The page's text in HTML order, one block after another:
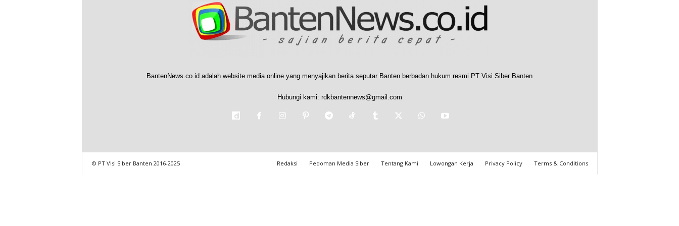
BantenNews.co.id adalah website media online yang menyajikan berita seputar Banten berbadan hukum resmi PT Visi Siber Banten
Hubungi kami: rdkbantennews@gmail.com
Redaksi Pedoman Media Siber Tentang Kami Lowongan Kerja Privacy Policy Terms & Conditions
© PT Visi Siber Banten 2016-2025